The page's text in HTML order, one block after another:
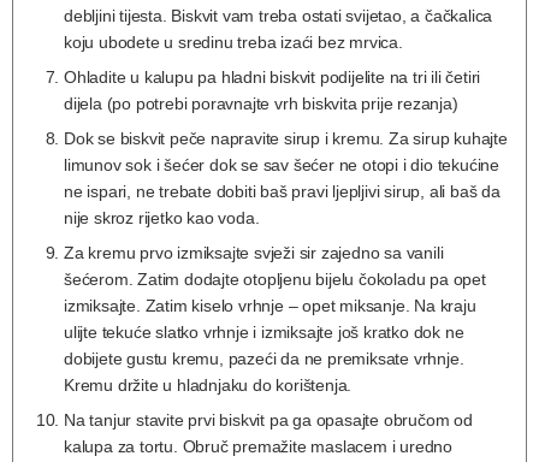
debljini tijesta. Biskvit vam treba ostati svijetao, a čačkalica
koju ubodete u sredinu treba izaći bez mrvica.
Ohladite u kalupu pa hladni biskvit podijelite na tri ili četiri
dijela (po potrebi poravnajte vrh biskvita prije rezanja)
Dok se biskvit peče napravite sirup i kremu. Za sirup kuhajte
limunov sok i šećer dok se sav šećer ne otopi i dio tekućine
ne ispari, ne trebate dobiti baš pravi ljepljivi sirup, ali baš da
nije skroz rijetko kao voda.
Za kremu prvo izmiksajte svježi sir zajedno sa vanili
šećerom. Zatim dodajte otopljenu bijelu čokoladu pa opet
izmiksajte. Zatim kiselo vrhnje – opet miksanje. Na kraju
ulijte tekuće slatko vrhnje i izmiksajte još kratko dok ne
dobijete gustu kremu, pazeći da ne premiksate vrhnje.
Kremu držite u hladnjaku do korištenja.
Na tanjur stavite prvi biskvit pa ga opasajte obručom od
kalupa za tortu. Obruč premažite maslacem i uredno